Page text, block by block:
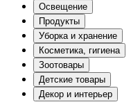
Освещение
Продукты
Уборка и хранение
Косметика, гигиена
Зоотовары
Детские товары
Декор и интерьер